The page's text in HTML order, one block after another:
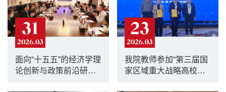
31
2026.03
面向“十五五”的经济学理
论创新与政策前沿研讨
23
2026.03
我院教师参加“第三届国
家区域重大战略高校智